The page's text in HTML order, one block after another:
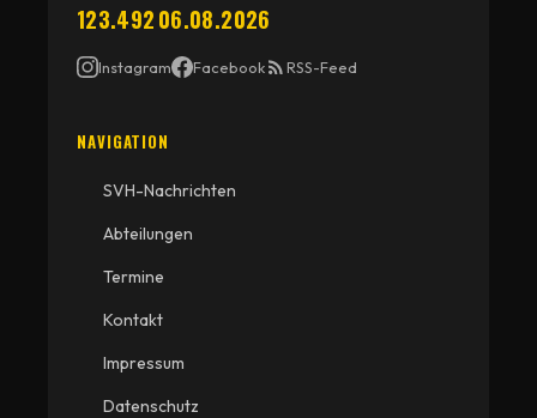
123.49206.08.2026
Instagram Facebook RSS-Feed
NAVIGATION
SVH-Nachrichten
Abteilungen
Termine
Kontakt
Impressum
Datenschutz